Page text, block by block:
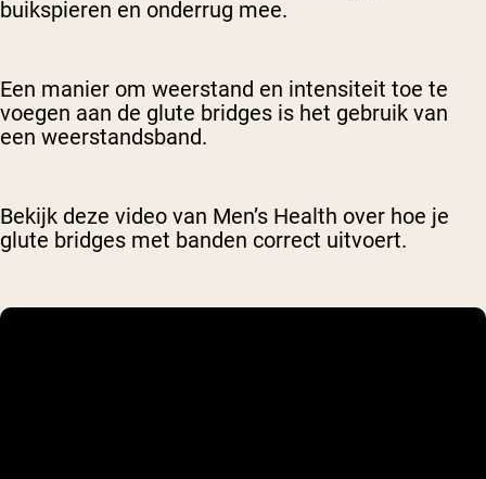
buikspieren en onderrug mee.
Een manier om weerstand en intensiteit toe te
voegen aan de glute bridges is het gebruik van
een weerstandsband.
Bekijk deze video van Men’s Health over hoe je
glute bridges met banden correct uitvoert.